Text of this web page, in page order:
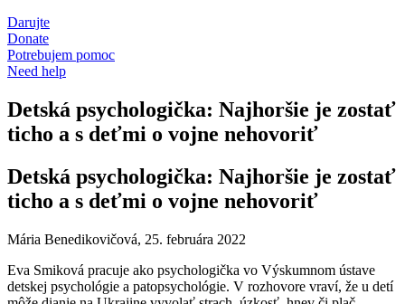
Darujte
Donate
Potrebujem pomoc
Need help
Detská psychologička: Najhoršie je zostať
ticho a s deťmi o vojne nehovoriť
Detská psychologička: Najhoršie je zostať
ticho a s deťmi o vojne nehovoriť
Mária Benedikovičová, 25. februára 2022
Eva Smiková pracuje ako psychologička vo Výskumnom ústave
detskej psychológie a patopsychológie. V rozhovore vraví, že u detí